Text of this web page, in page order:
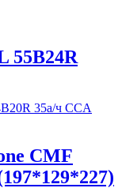
55B24R
CMF